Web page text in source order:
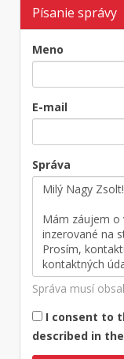
Písanie správy
Meno
E-mail
Správa
Správa musí
I consent to
described in the